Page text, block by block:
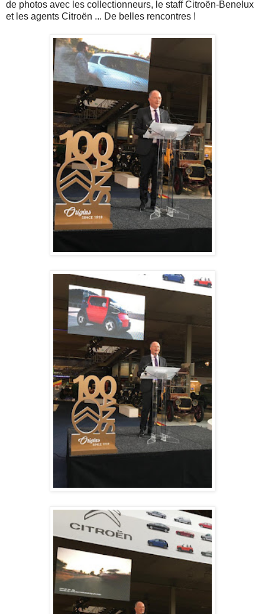
de photos avec les collectionneurs, le staff Citroën-Benelux
et les agents Citroën ... De belles rencontres !